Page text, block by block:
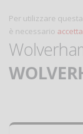
Per utilizzare
è necessario